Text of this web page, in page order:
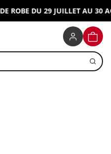
ROBE DU 29 JUILLET AU 30
produit